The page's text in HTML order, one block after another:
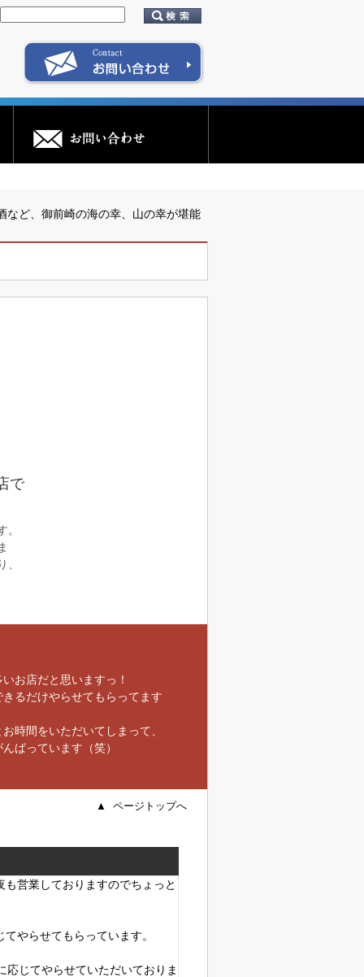
など、御前崎の海の幸、山の幸が堪能
で
。
、
お店だと思いますっ！
るだけやらせてもらってます
時間をいただいてしまって、
ばっています（笑）
▲ ページトップへ
営業しておりますのでちょっと
やらせてもらっています。
応じてやらせていただいておりま